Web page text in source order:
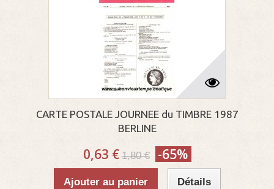
CARTE POSTALE JOURNEE du TIMBRE 1987
BERLINE
0,63 € 1,80 € -65%
Ajouter au panier Détails